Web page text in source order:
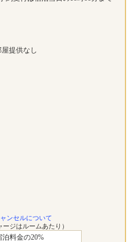
提供なし
ンセルについて
ジはルームあたり）
泊料金の20%